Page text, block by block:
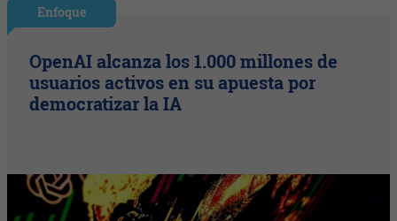
Enfoque
OpenAI alcanza los 1.000 millones de
usuarios activos en su apuesta por
democratizar la IA